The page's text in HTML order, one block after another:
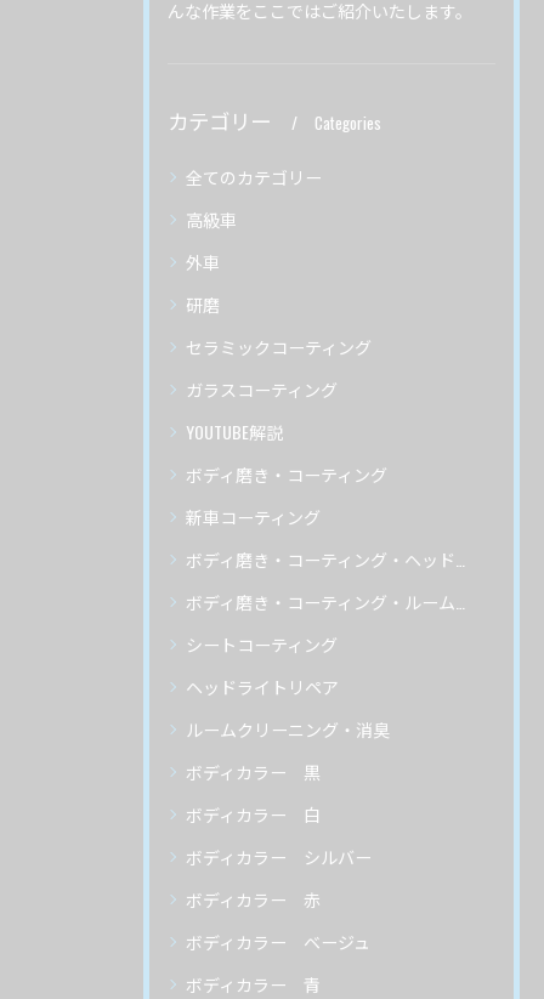
んな作業をここではご紹介いたします。
カテゴリー Categories
全てのカテゴリー
高級車
外車
研磨
セラミックコーティング
ガラスコーティング
YOUTUBE解説
ボディ磨き・コーティング
新車コーティング
ボディ磨き・コーティング・ヘッドライトリペア
ボディ磨き・コーティング・ルームクリーニング
シートコーティング
ヘッドライトリペア
ルームクリーニング・消臭
ボディカラー 黒
ボディカラー 白
ボディカラー シルバー
ボディカラー 赤
ボディカラー ベージュ
ボディカラー 青